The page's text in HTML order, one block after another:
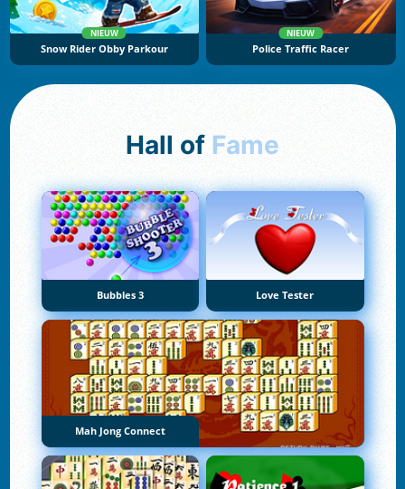
NIEUW
Snow Rider Obby Parkour
NIEUW
Police Traffic Racer
Hall of Fame
Bubbles 3 Love Tester
Mah Jong Connect